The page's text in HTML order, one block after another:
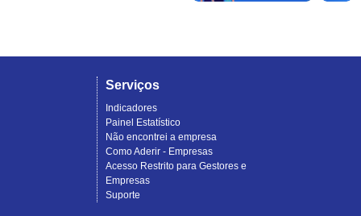
Serviços
Indicadores
Painel Estatístico
Não encontrei a empresa
Como Aderir - Empresas
Acesso Restrito para Gestores e
Empresas
Suporte